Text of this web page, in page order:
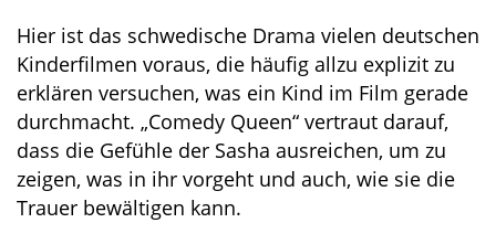
Hier ist das schwedische Drama vielen deutschen
Kinderfilmen voraus, die häufig allzu explizit zu
erklären versuchen, was ein Kind im Film gerade
durchmacht. „Comedy Queen“ vertraut darauf,
dass die Gefühle der Sasha ausreichen, um zu
zeigen, was in ihr vorgeht und auch, wie sie die
Trauer bewältigen kann.